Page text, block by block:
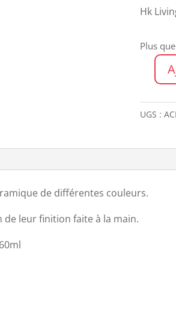
Hk
Plus
Boîte
HK
UGS :
de différentes couleurs.
de leur finition faite à la main.